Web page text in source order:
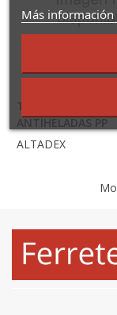
TÚNEL CULTIVO
ANTIHELADAS PP
ALTADEX
Más información